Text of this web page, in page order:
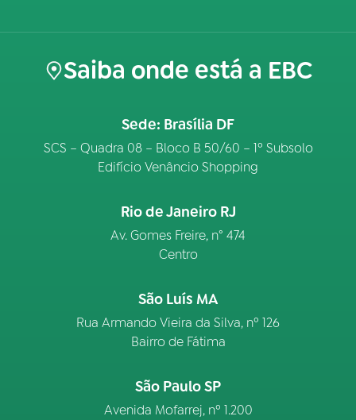
Saiba onde está a EBC
Sede: Brasília DF
SCS – Quadra 08 – Bloco B 50/60 – 1º Subsolo
Edifício Venâncio Shopping
Rio de Janeiro RJ
Av. Gomes Freire, n° 474
Centro
São Luís MA
Rua Armando Vieira da Silva, nº 126
Bairro de Fátima
São Paulo SP
Avenida Mofarrej, nº 1.200